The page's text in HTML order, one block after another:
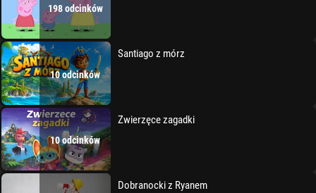
198 odcinków
10 odcinków
Santiago z mórz
10 odcinków
Zwierzęce zagadki
Dobranocki z Ryanem